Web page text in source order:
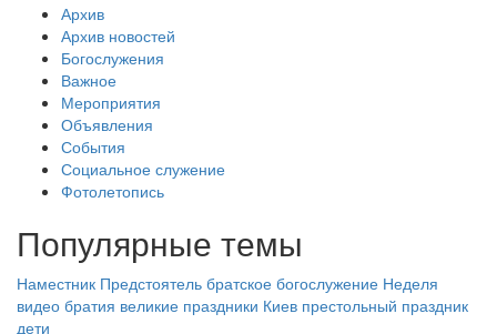
Архив
Архив новостей
Богослужения
Важное
Мероприятия
Объявления
События
Социальное служение
Фотолетопись
Популярные темы
Наместник Предстоятель братское богослужение Неделя
видео братия великие праздники Киев престольный праздник
дети